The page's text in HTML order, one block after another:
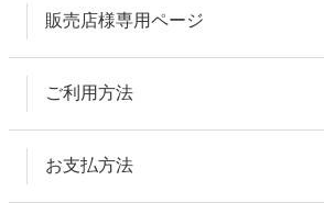
販売店様専用ページ
ご利用方法
お支払方法